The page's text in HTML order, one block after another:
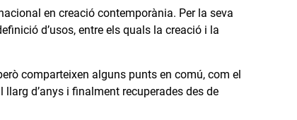
en creació contemporània. Per la seva
d’usos, entre els quals la creació i la
comparteixen alguns punts en comú, com el
d’anys i finalment recuperades des de